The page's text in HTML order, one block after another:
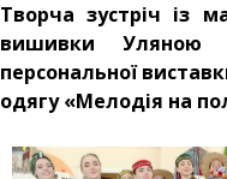
Творча зустріч із
вишивки Уляною
персональної
одягу «Мелодія на